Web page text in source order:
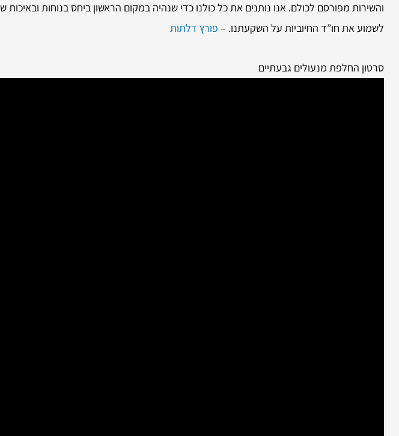
והשירות מפורסם לכולם. אנו נותנים את כל כולנו כדי שנהיה במקום הראשון ביחס בנוחות
לשמוע את חו”ד החיוביות על השקעתנו. – פורץ דלתות
סרטון החלפת מנעולים גבעתיים